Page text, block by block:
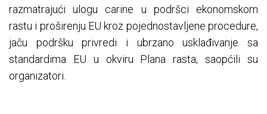
razmatrajući ulogu carine u podršci ekonomskom
rastu i proširenju EU kroz pojednostavljene procedure,
jaču podršku privredi i ubrzano usklađivanje sa
standardima EU u okviru Plana rasta, saopćili su
organizatori.